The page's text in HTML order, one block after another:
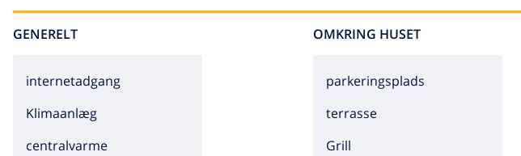
GENERELT
internetadgang
Klimaanlæg
centralvarme
OMKRING HUSET
parkeringsplads
terrasse
grill